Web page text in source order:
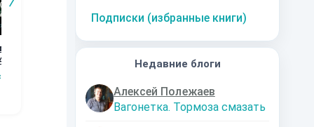
Подписки (избранные книги)
Недавние блоги
Алексей Полежаев
Вагонетка. Тормоза смазать
Дорога к магии.
Графство
Пограничья.
Первые шаги.
Возвращение